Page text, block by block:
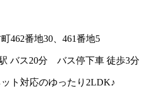
462番地30、461番地5
バス20分 バス停下車 徒歩3分
ト対応のゆったり2LDK♪